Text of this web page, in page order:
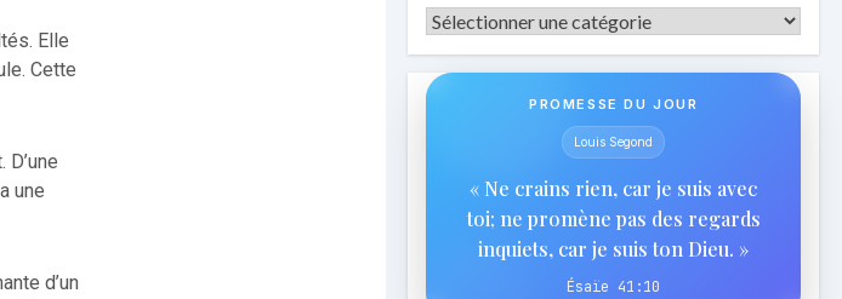
Elle
Cette
une
d’un
Catégories
PROMESSE DU JOUR
Louis Segond
« Ne crains rien, car je suis avec
toi; ne promène pas des regards
inquiets, car je suis ton Dieu. »
Ésaïe 41:10